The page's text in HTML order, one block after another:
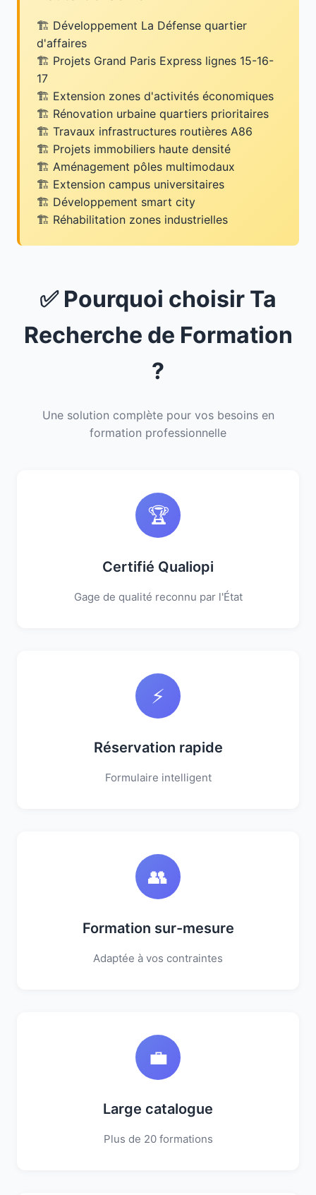
Développement La Défense quartier
d'affaires
Projets Grand Paris Express lignes 15-16-
17
Extension zones d'activités économiques
Rénovation urbaine quartiers prioritaires
Travaux infrastructures routières A86
Projets immobiliers haute densité
Aménagement pôles multimodaux
Extension campus universitaires
Développement smart city
Réhabilitation zones industrielles
✅ Pourquoi choisir Ta
Recherche de Formation
?
Une solution complète pour vos besoins en
formation professionnelle
🏆
Certifié Qualiopi
Gage de qualité reconnu par l'État
⚡
Réservation rapide
Formulaire intelligent
👥
Formation sur-mesure
Adaptée à vos contraintes
💼
Large catalogue
Plus de 20 formations